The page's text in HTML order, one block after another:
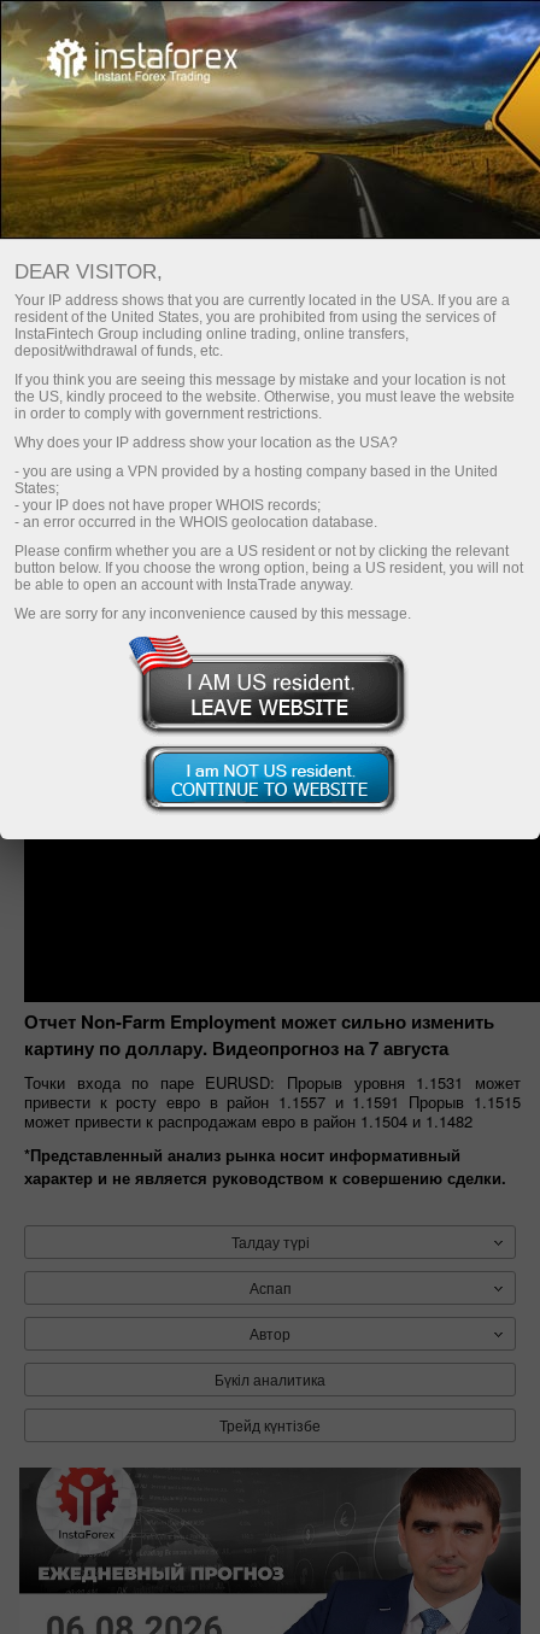
Трейдерам Трейд аналитика
Трейд обзоры
Бейне талдау – Форекс нарығына шолу
ЕЖЕДНЕВНАЯ
ВИДЕОАНАЛИТИКА
Аналитиканы тарату
Аналитика Телеграм-ға
Отчет Non-Farm Employment может сильно изменить
картину по доллару. Видеопрогноз на 7 августа
Точки входа по паре EURUSD: Прорыв уровня 1.1531 может
привести к росту евро в район 1.1557 и 1.1591 Прорыв 1.1515
может привести к распродажам евро в район 1.1504 и 1.1482
*Представленный анализ рынка носит информативный
характер и не является руководством к совершению сделки.
Талдау түрі
Аспап
Автор
Бүкіл аналитика
Трейд күнтізбе
DEAR VISITOR,
Your IP address shows that you are currently located in the USA. If you are a
resident of the United States, you are prohibited from using the services of
InstaFintech Group including online trading, online transfers,
deposit/withdrawal of funds, etc.
If you think you are seeing this message by mistake and your location is not
the US, kindly proceed to the website. Otherwise, you must leave the website
in order to comply with government restrictions.
Why does your IP address show your location as the USA?
- you are using a VPN provided by a hosting company based in the United
States;
- your IP does not have proper WHOIS records;
- an error occurred in the WHOIS geolocation database.
Please confirm whether you are a US resident or not by clicking the relevant
button below. If you choose the wrong option, being a US resident, you will not
be able to open an account with InstaTrade anyway.
We are sorry for any inconvenience caused by this message.